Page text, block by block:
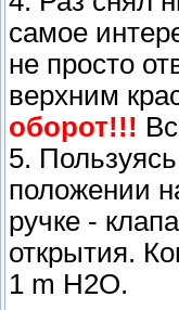
самое
не просто
верхним
оборот!!!
5.
положении
ручке -
открытия.
1 m H2O.